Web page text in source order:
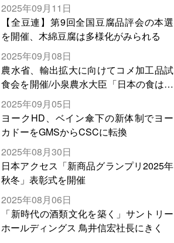
2025年09月11日
【全豆連】第9回全国豆腐品評会の本選
を開催、木綿豆腐は多様化がみられる
2025年09月08日
農水省、輸出拡大に向けてコメ加工品試
食会を開催/小泉農水大臣「日本の食は世
界でトップをとれる。米増産に向けて、
米輸出需要の拡大を」
2025年09月05日
ヨークHD、ベイン傘下の新体制でヨー
カドーをGMSからCSCに転換
2025年08月30日
日本アクセス「新商品グランプリ2025年
秋冬」表彰式を開催
2025年08月06日
「新時代の酒類文化を築く」サントリー
ホールディングス 鳥井信宏社長にきく